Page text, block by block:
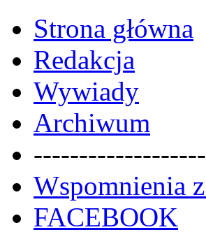
Strona główna
Redakcja
Wywiady
Archiwum
Wspomnienia
FACEBOOK